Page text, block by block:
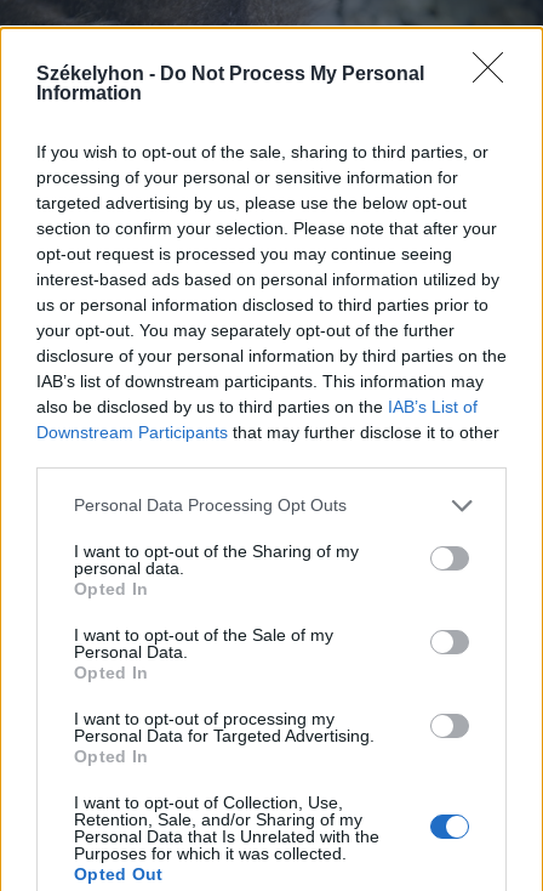
Székelyhon - Do Not Process My Personal
Information
If you wish to opt-out of the sale, sharing to third parties, or
processing of your personal or sensitive information for
targeted advertising by us, please use the below opt-out
section to confirm your selection. Please note that after your
opt-out request is processed you may continue seeing
interest-based ads based on personal information utilized by
us or personal information disclosed to third parties prior to
your opt-out. You may separately opt-out of the further
disclosure of your personal information by third parties on the
IAB’s list of downstream participants. This information may
also be disclosed by us to third parties on the IAB’s List of
Downstream Participants that may further disclose it to other
Personal Data Processing Opt Outs
I want to opt-out of the Sharing of my
personal data.
Opted In
I want to opt-out of the Sale of my
Personal Data.
Opted In
I want to opt-out of processing my
Personal Data for Targeted Advertising.
Opted In
I want to opt-out of Collection, Use,
Retention, Sale, and/or Sharing of my
Personal Data that Is Unrelated with the
Purposes for which it was collected.
Opted Out
2026. augusztus 07., péntek
Visszaküldte a parlamentnek
Nicușor Dan a közel 900 medve
kilövését lehetővé tevő törvényt